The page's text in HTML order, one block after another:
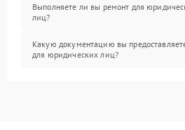
Выполняете ли вы ремонт для
лиц?
Какую документацию вы
для юридических лиц?